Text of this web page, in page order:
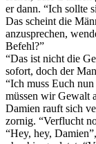
er dann. “Ich sollte
Das scheint die
anzusprechen,
Befehl?”
“Das ist nicht die
sofort, doch der
“Ich muss Euch
müssen wir Gewalt
Damien rauft sich
zornig. “Verflucht
“Hey, hey,